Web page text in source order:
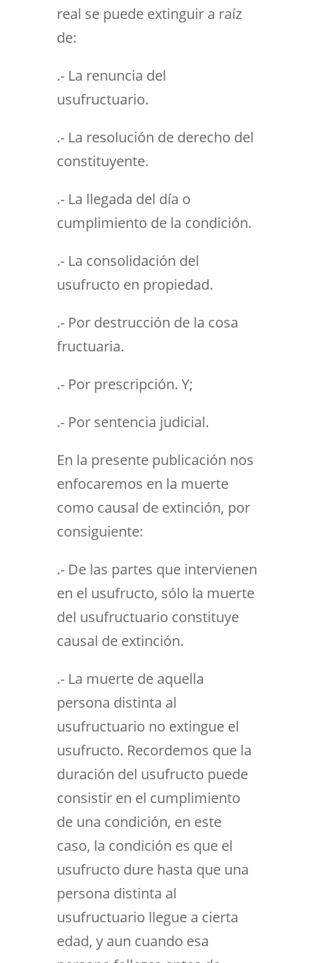
real se puede extinguir a raíz
de:
.- La renuncia del
usufructuario.
.- La resolución de derecho del
constituyente.
.- La llegada del día o
cumplimiento de la condición.
.- La consolidación del
usufructo en propiedad.
.- Por destrucción de la cosa
fructuaria.
.- Por prescripción. Y;
.- Por sentencia judicial.
En la presente publicación nos
enfocaremos en la muerte
como causal de extinción, por
consiguiente:
.- De las partes que intervienen
en el usufructo, sólo la muerte
del usufructuario constituye
causal de extinción.
.- La muerte de aquella
persona distinta al
usufructuario no extingue el
usufructo. Recordemos que la
duración del usufructo puede
consistir en el cumplimiento
de una condición, en este
caso, la condición es que el
usufructo dure hasta que una
persona distinta al
usufructuario llegue a cierta
edad, y aun cuando esa